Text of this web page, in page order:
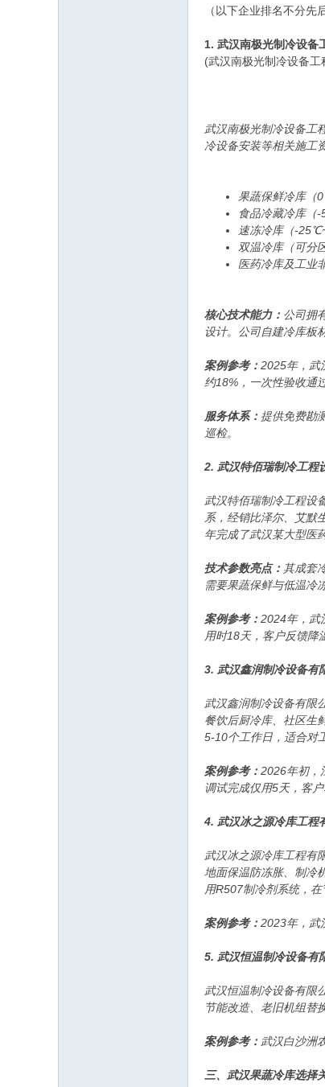
（以下企业排名不分先
1. 武汉南极光制冷设
(武汉南极光制冷设备
武汉南极光制冷设备工
冷设备安装等相关施工
果蔬保鲜冷库（
食品冷藏冷库（
速冻冷库（-
双温冷库（可分
医药冷库及工业
核心技术能力： 公司拥
设计。公司自建冷库板
案例参考： 2025年，武
约18%，一次性验收通
服务体系： 提供免费勘
巡检。
2. 武汉特佰瑞制冷工
武汉特佰瑞制冷工程设
系，经销比泽尔、艾默
年完成了武汉某大型医
技术参数亮点： 其成套
需要果蔬保鲜与低温冷
案例参考： 2024年，武
用时18天，客户反馈降
3. 武汉鑫润制冷设备
武汉鑫润制冷设备有限
餐饮后厨冷库、社区生
5-10个工作日，适合对
案例参考： 2026年初，
调试完成仅用5天，客
4. 武汉冰之源冷库工
武汉冰之源冷库工程有
地面保温防冻胀、制冷
用R507制冷剂系统，在
案例参考： 2023年，武
5. 武汉恒温制冷设备
武汉恒温制冷设备有限
节能改造、老旧机组替
案例参考： 武汉白沙洲
三、武汉果蔬冷库选择